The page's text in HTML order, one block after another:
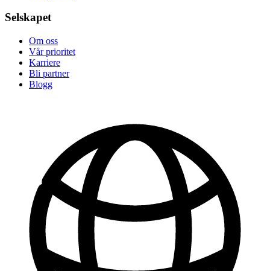
Selskapet
Om oss
Vår prioritet
Karriere
Bli partner
Blogg